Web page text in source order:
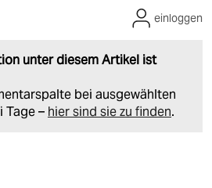
unter diesem Artikel ist
bei ausgewählten
Tage – hier sind sie zu finden.
einloggen